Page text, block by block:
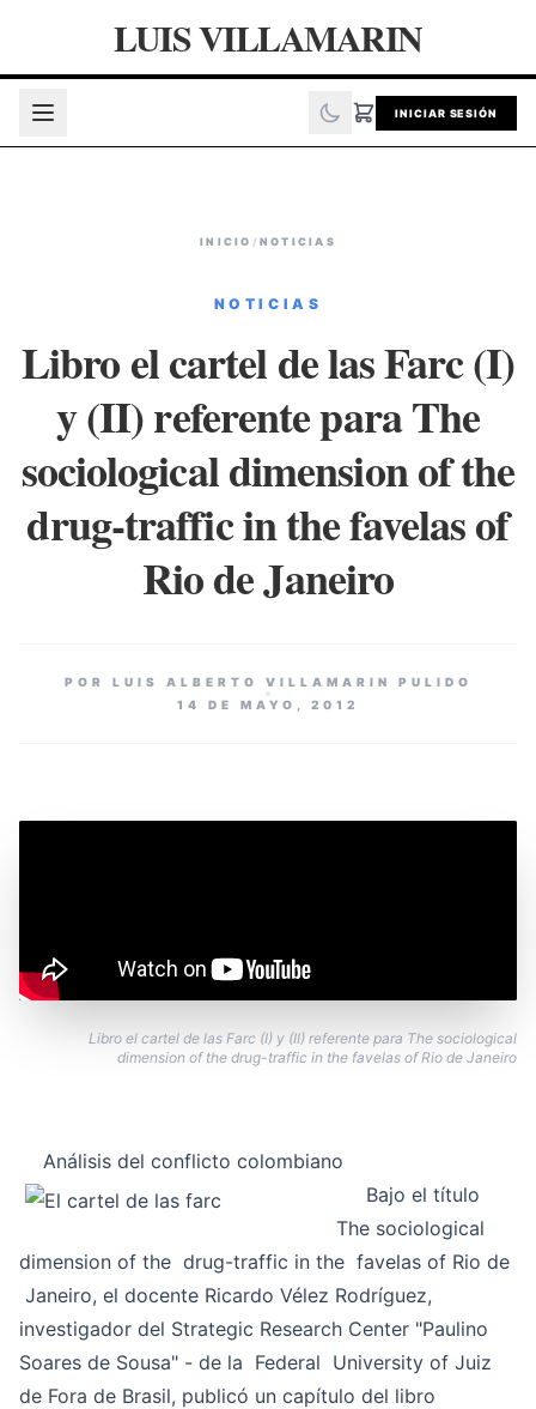
LUIS VILLAMARIN
INICIAR SESIÓN
INICIO / NOTICIAS
NOTICIAS
Libro el cartel de las Farc (I)
y (II) referente para The
sociological dimension of the
drug-traffic in the favelas of
Rio de Janeiro
POR LUIS ALBERTO VILLAMARIN PULIDO
14 DE MAYO, 2012
Libro el cartel de las Farc (I) y (II) referente para The sociological
dimension of the drug-traffic in the favelas of Rio de Janeiro
Análisis del conflicto colombiano
Bajo el título
The sociological
dimension of the drug-traffic in the favelas of Rio de
Janeiro, el docente Ricardo Vélez Rodríguez,
investigador del Strategic Research Center "Paulino
Soares de Sousa" - de la Federal University of Juiz
de Fora de Brasil, publicó un capítulo del libro